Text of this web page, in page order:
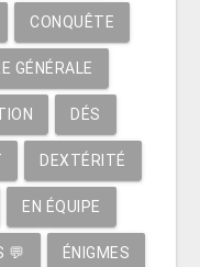
CONQUÊTE
GÉNÉRALE
DÉS
DEXTÉRITÉ
EN ÉQUIPE
💬 ÉNIGMES